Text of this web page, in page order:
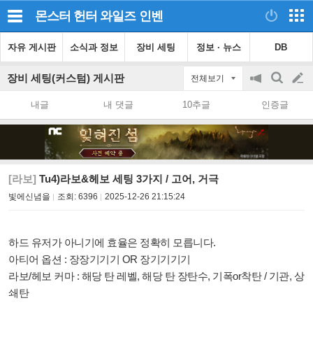
몬스터 헌터 와일즈 인벤
자유 게시판 소식과 정보 장비 세팅 정보 · 뉴스 DB
장비 세팅(커스텀) 게시판 전체보기
공
on/off
검
색
글
쓰
내글 내 댓글 10추글 인증글
[라보] Tu4)라보&헤보 세팅 3가지 / 고어, 거극
빛에신념을 조회: 6396 2025-12-26 21:15:24
하드 유저가 아니기에 효율은 정확히 모릅니다.
아티어 옵션 : 장장기기기 OR 장기기기기
라보/헤보 커마 : 해당 탄 레벨, 해당 탄 장탄수, 기폭or착탄 / 기관, 상
쇄탄